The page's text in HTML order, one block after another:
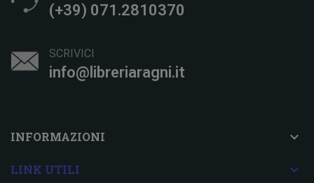
(+39) 071.2810370
SCRIVICI
info@libreriaragni.it
INFORMAZIONI 
LINK UTILI 